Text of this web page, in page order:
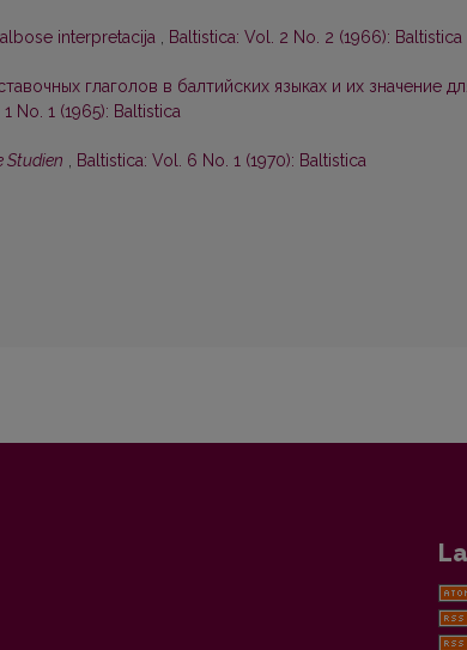
interpretacija , Baltistica: Vol. 2 No. 2 (1966): Baltistica
глаголов в балтийских языках и их значение
No. 1 (1965): Baltistica
Studien , Baltistica: Vol. 6 No. 1 (1970): Baltistica